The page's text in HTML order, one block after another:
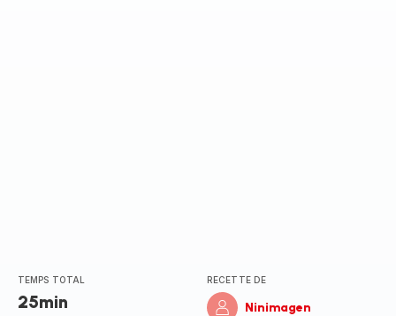
TEMPS TOTAL
25min
RECETTE DE
Ninimagen